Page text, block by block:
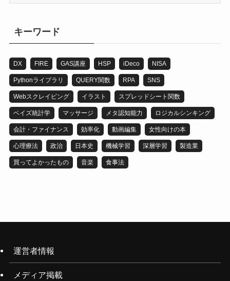
キーワード
DX FIRE GAS講座 HSP iDeco NISA
Pythonライブラリ QUERY関数 RPA SNS
Webスクレイピング イラスト スプレッドシート関数
ベイズ統計学 マッサージ メタ認知能力 ロジカルシンキング
会計・ファイナンス 効率化 動画編集 女性向けの本
心理療法 政治 日本史 機械学習 深層学習 製造業
買ってよかったもの 音楽 食事法
運営者情報
メディア掲載